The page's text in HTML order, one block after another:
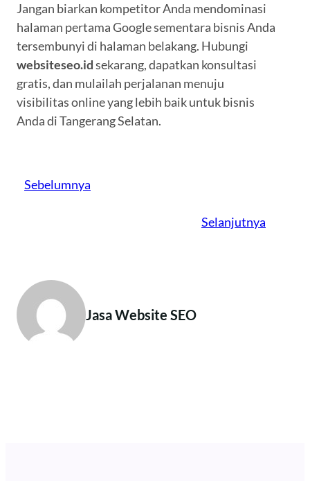
Jangan biarkan kompetitor Anda mendominasi
halaman pertama Google sementara bisnis Anda
tersembunyi di halaman belakang. Hubungi
websiteseo.idsekarang, dapatkan konsultasi
gratis, dan mulailah perjalanan menuju
visibilitas online yang lebih baik untuk bisnis
Anda di Tangerang Selatan.
Sebelumnya
Selanjutnya
Jasa Website SEO